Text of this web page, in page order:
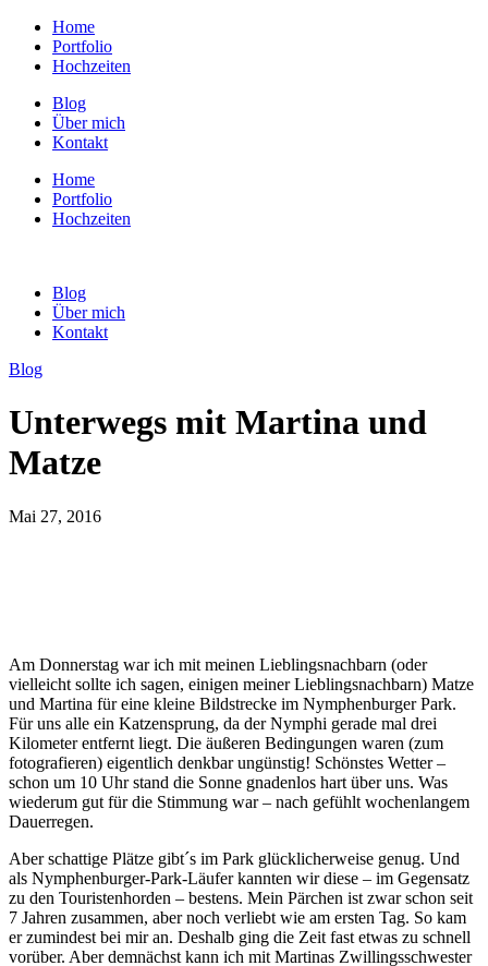
Home
Portfolio
Hochzeiten
Blog
Über mich
Kontakt
Home
Portfolio
Hochzeiten
Blog
Über mich
Kontakt
Blog
Unterwegs mit Martina und
Matze
Mai 27, 2016
Am Donnerstag war ich mit meinen Lieblingsnachbarn (oder
vielleicht sollte ich sagen, einigen meiner Lieblingsnachbarn) Matze
und Martina für eine kleine Bildstrecke im Nymphenburger Park.
Für uns alle ein Katzensprung, da der Nymphi gerade mal drei
Kilometer entfernt liegt. Die äußeren Bedingungen waren (zum
fotografieren) eigentlich denkbar ungünstig! Schönstes Wetter –
schon um 10 Uhr stand die Sonne gnadenlos hart über uns. Was
wiederum gut für die Stimmung war – nach gefühlt wochenlangem
Dauerregen.
Aber schattige Plätze gibt´s im Park glücklicherweise genug. Und
als Nymphenburger-Park-Läufer kannten wir diese – im Gegensatz
zu den Touristenhorden – bestens. Mein Pärchen ist zwar schon seit
7 Jahren zusammen, aber noch verliebt wie am ersten Tag. So kam
er zumindest bei mir an. Deshalb ging die Zeit fast etwas zu schnell
vorüber. Aber demnächst kann ich mit Martinas Zwillingsschwester